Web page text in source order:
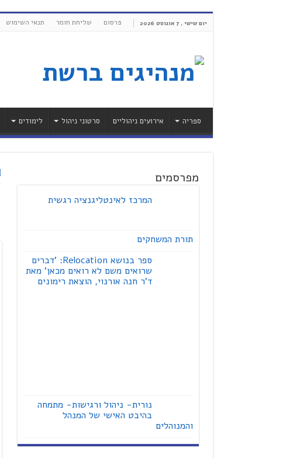
יום שישי , 7 אוגוסט 2026 פרסום שליחת חומר תנאי השימוש
ספריה אירועים ניהוליים סרטוני ניהול לימודים
מפרסמים
המרכז לאינטליגנציה רגשית
תורת המשחקים
ספר בנושא Relocation: 'דברים
שרואים משם לא רואים מכאן' מאת
ד'ר חנה אורנוי, הוצאת רימונים
נורית- ניהול ורגישות- מתמחה
בהיבט האישי של המנהל
והמנוהלים